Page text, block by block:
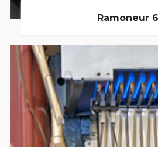
Ramoneur